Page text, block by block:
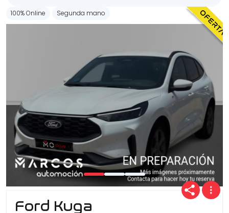
100% Online Segunda mano
Ford Kuga